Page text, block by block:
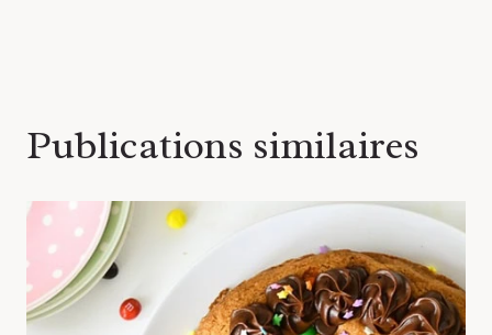
Publications similaires